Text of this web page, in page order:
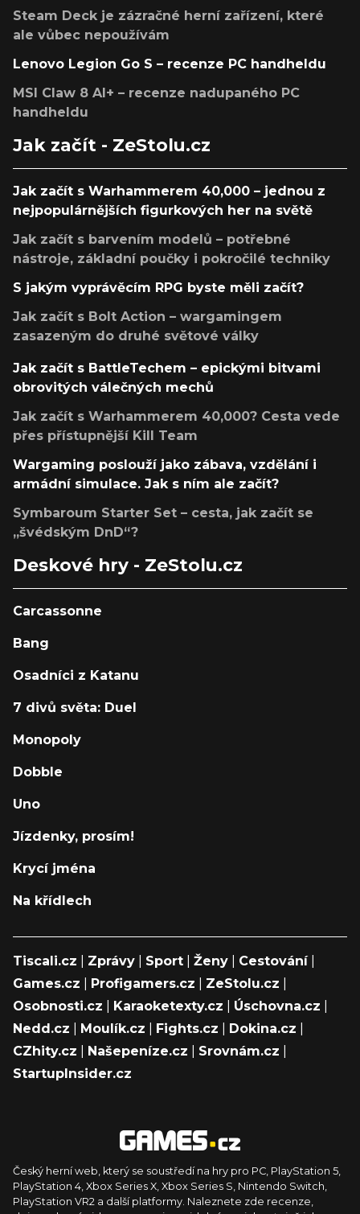
Steam Deck je zázračné herní zařízení, které
ale vůbec nepoužívám
Lenovo Legion Go S – recenze PC handheldu
MSI Claw 8 AI+ – recenze nadupaného PC
handheldu
Jak začít - ZeStolu.cz
Jak začít s Warhammerem 40,000 – jednou z
nejpopulárnějších figurkových her na světě
Jak začít s barvením modelů – potřebné
nástroje, základní poučky i pokročilé techniky
S jakým vyprávěcím RPG byste měli začít?
Jak začít s Bolt Action – wargamingem
zasazeným do druhé světové války
Jak začít s BattleTechem – epickými bitvami
obrovitých válečných mechů
Jak začít s Warhammerem 40,000? Cesta vede
přes přístupnější Kill Team
Wargaming poslouží jako zábava, vzdělání i
armádní simulace. Jak s ním ale začít?
Symbaroum Starter Set – cesta, jak začít se
„švédským DnD“?
Deskové hry - ZeStolu.cz
Carcassonne
Bang
Osadníci z Katanu
7 divů světa: Duel
Monopoly
Dobble
Uno
Jízdenky, prosím!
Krycí jména
Na křídlech
Tiscali.cz Zprávy Sport Ženy Cestování|
Games.cz
Profigamers.cz ZeStolu.cz
Osobnosti.cz
Karaoketexty.cz Úschovna.cz
Nedd.cz
Moulík.cz Fights.cz Dokina.cz
CZhity.cz
Našepeníze.cz Srovnám.cz
StartupInsider.cz
Český herní web, který se soustředí na hry pro PC, PlayStation 5,
PlayStation 4, Xbox Series X, Xbox Series S, Nintendo Switch,
PlayStation VR2 a další platformy. Naleznete zde recenze,